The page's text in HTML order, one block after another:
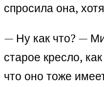
спросила она,
— Ну как что? —
старое кресло,
что оно тоже